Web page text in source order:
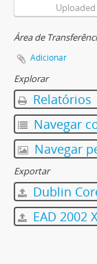
Uploaded
Área de
Adicionar
Explorar
Relatórios
Navegar
Navegar
Exportar
Dublin
EAD 2002